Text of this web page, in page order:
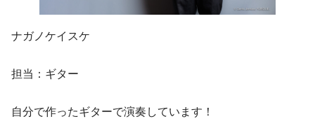
ナガノケイスケ
担当：ギター
自分で作ったギターで演奏しています！